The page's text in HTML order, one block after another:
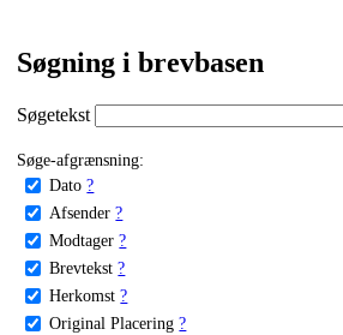
Søgning i brevbasen
Søgetekst
Søge-afgrænsning:
Dato ?
Afsender ?
Modtager ?
Brevtekst ?
Herkomst ?
Original Placering ?